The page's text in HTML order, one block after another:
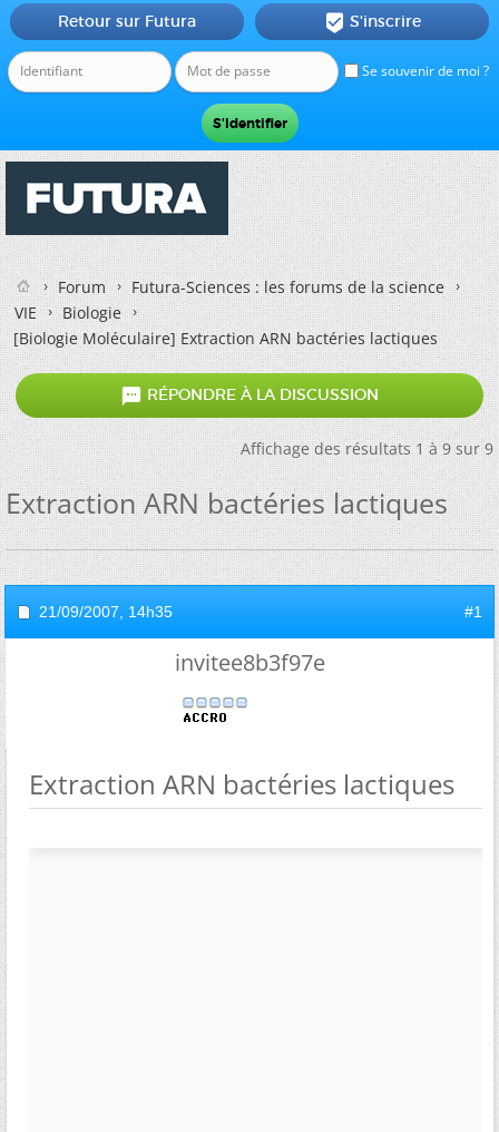
Se souvenir de moi ?
Retour sur Futura  S'inscrire
Forum
Futura-Sciences : les forums de la science
VIE
Biologie
[Biologie Moléculaire]Extraction ARN bactéries lactiques
 RÉPONDRE À LA DISCUSSION
Affichage des résultats 1 à 9 sur 9
Extraction ARN bactéries lactiques
21/09/2007, 14h35 #1
invitee8b3f97e
Extraction ARN bactéries lactiques